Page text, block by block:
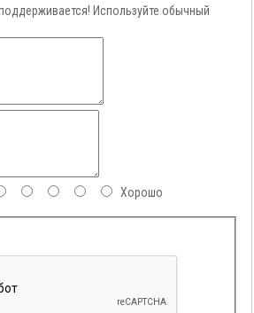
поддерживается! Используйте обычный
Хорошо